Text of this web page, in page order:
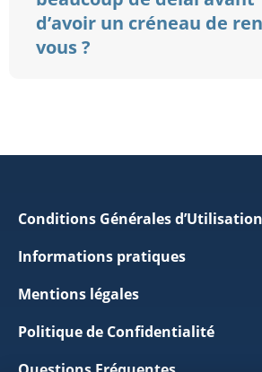
d’avoir un créneau de
vous ?
Conditions Générales d’Utilisation
Informations pratiques
Mentions légales
Politique de Confidentialité